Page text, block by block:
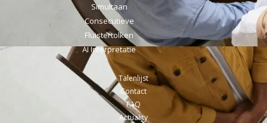
Simultaan
Consecutieve
Fluistertolken
AI Interpretatie
Talenlijst
Contact
FAQ
Actuality